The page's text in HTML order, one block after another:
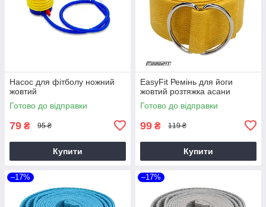
Насос для фітболу ножний
жовтий
Готово до відправки
79 ₴ 95 ₴
Купити
EasyFit Ремінь для йоги
жовтий розтяжка асани
Готово до відправки
99 ₴ 119 ₴
Купити
–17% –17%